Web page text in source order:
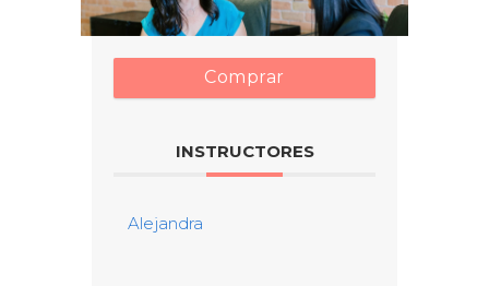
Comprar
INSTRUCTORES
Alejandra